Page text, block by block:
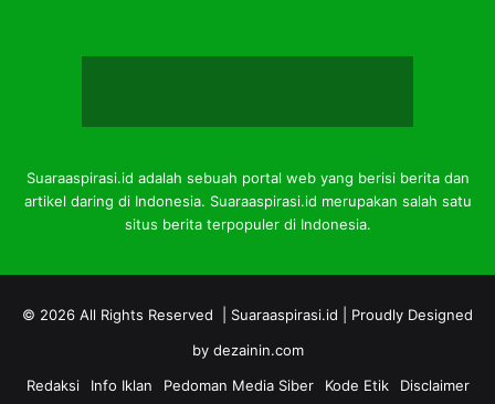
Suaraaspirasi.id adalah sebuah portal web yang berisi berita dan
artikel daring di Indonesia. Suaraaspirasi.id merupakan salah satu
situs berita terpopuler di Indonesia.
© 2026 All Rights Reserved | Suaraaspirasi.id | Proudly Designed
by dezainin.com
Redaksi
Info Iklan Pedoman Media Siber Kode Etik Disclaimer